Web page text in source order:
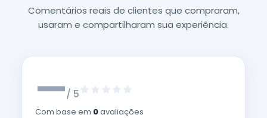
Comentários reais de clientes que compraram,
usaram e compartilharam sua experiência.
—/ 5
Com base em 0avaliações